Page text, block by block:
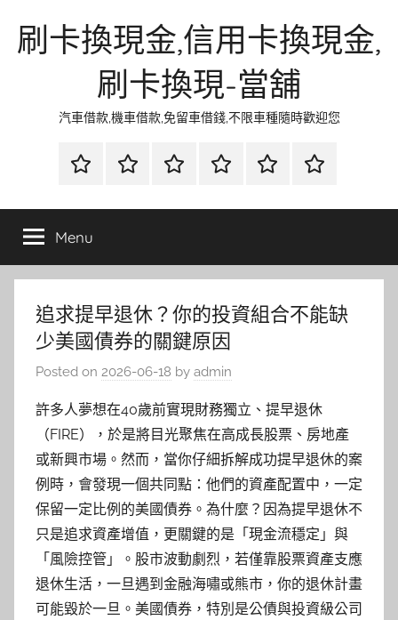
刷卡換現金,信用卡換現金,
刷卡換現-當舖
汽車借款,機車借款,免留車借錢,不限車種隨時歡迎您
首
當
金
網
資
流
時
環
清
聯
徵
Menu
追求提早退休？你的投資組合不能缺
少美國債券的關鍵原因
Posted on 2026-06-18 by admin
許多人夢想在40歲前實現財務獨立、提早退休
（FIRE），於是將目光聚焦在高成長股票、房地產
或新興市場。然而，當你仔細拆解成功提早退休的案
例時，會發現一個共同點：他們的資產配置中，一定
保留一定比例的美國債券。為什麼？因為提早退休不
只是追求資產增值，更關鍵的是「現金流穩定」與
「風險控管」。股市波動劇烈，若僅靠股票資產支應
退休生活，一旦遇到金融海嘯或熊市，你的退休計畫
可能毀於一旦。美國債券，特別是公債與投資級公司